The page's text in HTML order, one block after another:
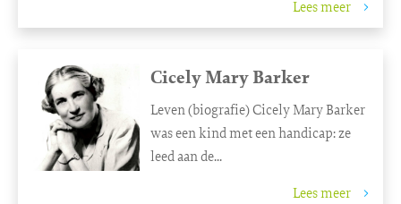
Lees meer
Cicely Mary Barker
Leven (biografie) Cicely Mary Barker
was een kind met een handicap: ze
leed aan de...
Lees meer